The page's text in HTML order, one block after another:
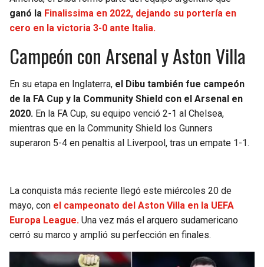
ganó la Finalissima en 2022, dejando su portería en
cero en la victoria 3-0 ante Italia.
Campeón con Arsenal y Aston Villa
En su etapa en Inglaterra, el Dibu también fue campeón
de la FA Cup y la Community Shield con el Arsenal en
2020. En la FA Cup, su equipo venció 2-1 al Chelsea,
mientras que en la Community Shield los Gunners
superaron 5-4 en penaltis al Liverpool, tras un empate 1-1.
La conquista más reciente llegó este miércoles 20 de
mayo, con el campeonato del Aston Villa en la UEFA
Europa League. Una vez más el arquero sudamericano
cerró su marco y amplió su perfección en finales.